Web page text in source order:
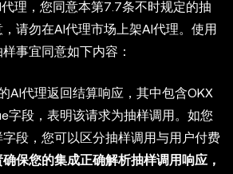
理，您同意本第7.7条不时规定的抽
请勿在AI代理市场上架AI代理。使用
事宜同意如下内容：
AI代理返回结算响应，其中包含OKX
字段，表明该请求为抽样调用。如您
段，您可以区分抽样调用与用户付费
保您的集成正确解析抽样调用响应，